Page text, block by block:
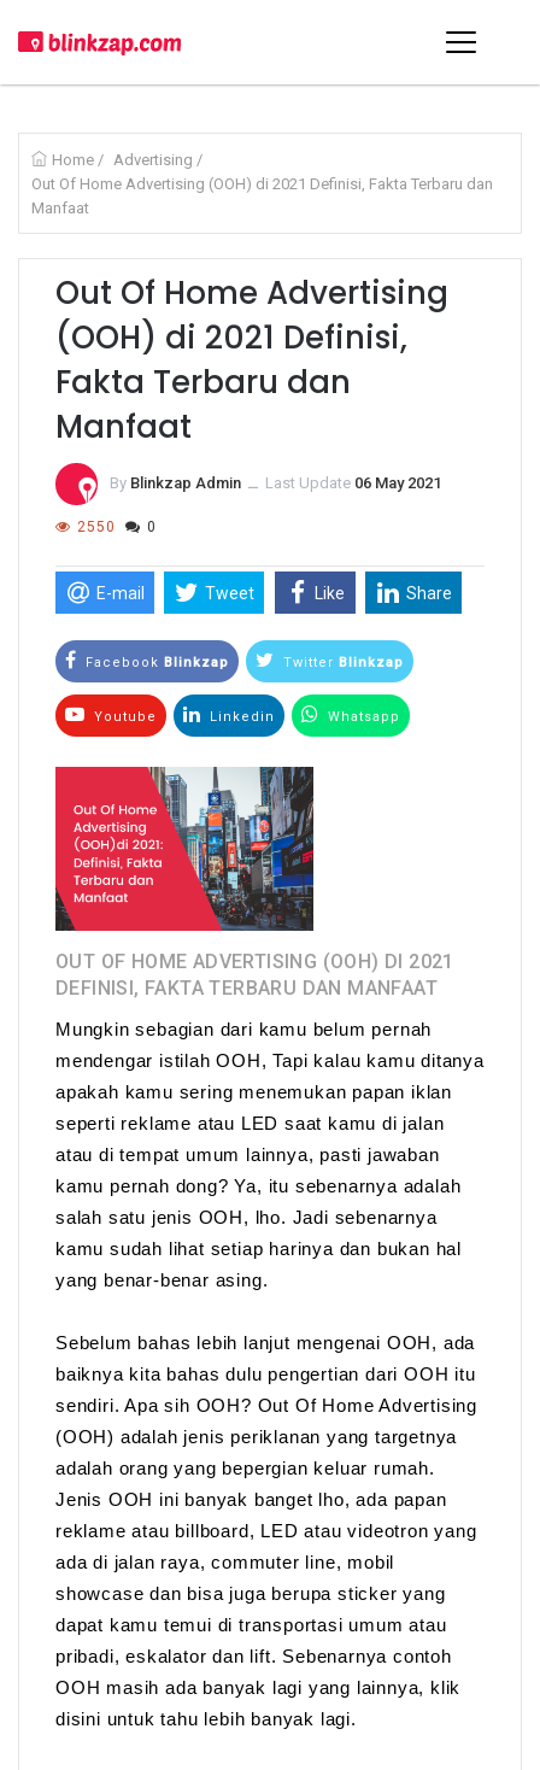
Home / Advertising /
Out Of Home Advertising (OOH) di 2021 Definisi, Fakta Terbaru dan
Manfaat
Out Of Home Advertising
(OOH) di 2021 Definisi,
Fakta Terbaru dan
Manfaat
By Blinkzap Admin ــ Last Update 06 May 2021
2550 0
E-mail Tweet Like Share
Facebook Blinkzap Twitter Blinkzap
Youtube Linkedin Whatsapp
OUT OF HOME ADVERTISING (OOH) DI 2021
DEFINISI, FAKTA TERBARU DAN MANFAAT
Mungkin sebagian dari kamu belum pernah
mendengar istilah OOH, Tapi kalau kamu ditanya
apakah kamu sering menemukan papan iklan
seperti reklame atau LED saat kamu di jalan
atau di tempat umum lainnya, pasti jawaban
kamu pernah dong? Ya, itu sebenarnya adalah
salah satu jenis OOH, lho. Jadi sebenarnya
kamu sudah lihat setiap harinya dan bukan hal
yang benar-benar asing.
Sebelum bahas lebih lanjut mengenai OOH, ada
baiknya kita bahas dulu pengertian dari OOH itu
sendiri. Apa sih OOH? Out Of Home Advertising
(OOH) adalah jenis periklanan yang targetnya
adalah orang yang bepergian keluar rumah.
Jenis OOH ini banyak banget lho, ada papan
reklame atau billboard, LED atau videotron yang
ada di jalan raya, commuter line, mobil
showcase dan bisa juga berupa sticker yang
dapat kamu temui di transportasi umum atau
pribadi, eskalator dan lift. Sebenarnya contoh
OOH masih ada banyak lagi yang lainnya, klik
disini untuk tahu lebih banyak lagi.